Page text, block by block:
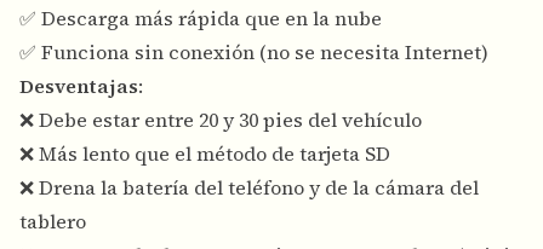
✅ Descarga más rápida que en la nube
✅ Funciona sin conexión (no se necesita Internet)
Desventajas:
❌ Debe estar entre 20 y 30 pies del vehículo
❌ Más lento que el método de tarjeta SD
❌ Drena la batería del teléfono y de la cámara del
tablero